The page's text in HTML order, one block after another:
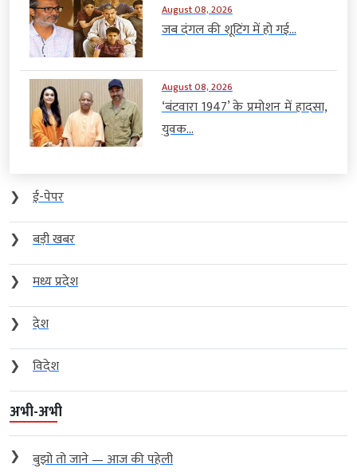
August 08, 2026
जब दंगल की शूटिंग में हो गई...
August 08, 2026
‘बंटवारा 1947’ के प्रमोशन में हादसा,
युवक...
❯
ई-पेपर
❯
बड़ी खबर
❯
मध्य प्रदेश
❯
देश
❯
विदेश
अभी-अभी
❯ बुझो तो जाने — आज की पहेली